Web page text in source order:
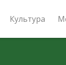
Культура